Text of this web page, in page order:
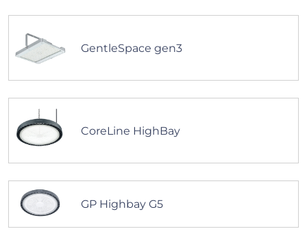
GentleSpace gen3
CoreLine HighBay
GP Highbay G5